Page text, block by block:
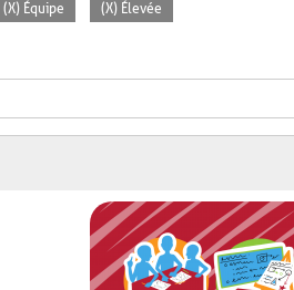
(X) Équipe (X) Élevée